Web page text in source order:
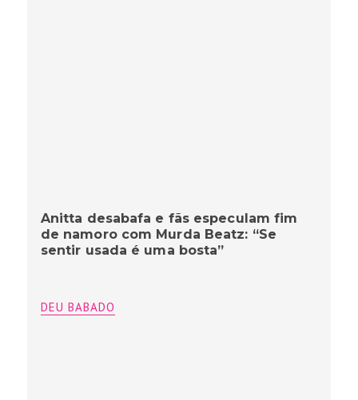
Anitta desabafa e fãs especulam fim
de namoro com Murda Beatz: “Se
sentir usada é uma bosta”
DEU BABADO